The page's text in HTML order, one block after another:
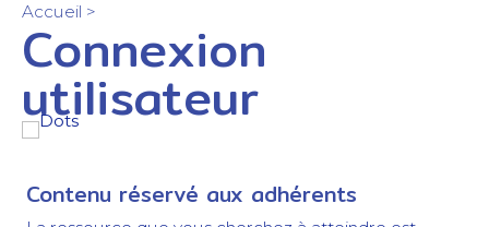
Accueil >
Connexion
utilisateur
Contenu réservé aux adhérents